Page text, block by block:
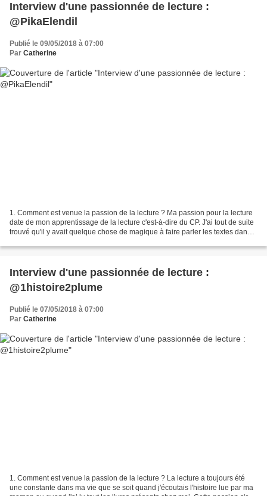
Interview d'une passionnée de lecture :
@PikaElendil
Publié le 09/05/2018 à 07:00
Par Catherine
1. Comment est venue la passion de la lecture ? Ma passion pour la lecture
date de mon apprentissage de la lecture c'est-à-dire du CP. J'ai tout de suite
trouvé qu'il y avait quelque chose de magique à faire parler les textes dans
Interview d'une passionnée de lecture :
@1histoire2plume
Publié le 07/05/2018 à 07:00
Par Catherine
1. Comment est venue la passion de la lecture ? La lecture a toujours été
une constante dans ma vie que se soit quand j'écoutais l'histoire lue par ma